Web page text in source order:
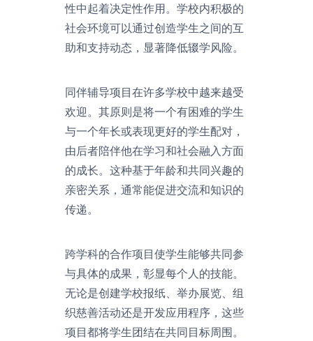
性中起着决定性作用。学校内积极的
社会环境可以通过创造学生之间的互
助和支持动态，显著降低辍学风险。
同伴辅导项目在许多学校中越来越受
欢迎。其原则是将一个有困难的学生
与一个年长或表现更好的学生配对，
由后者陪伴他在学习和社会融入方面
的成长。这种基于年龄和共同兴趣的
亲密关系，通常能促进交流和知识的
传递。
跨学科的合作项目使学生能够共同参
与具体的成果，彰显每个人的技能。
无论是创建学校报纸、举办展览、组
织慈善活动还是开发应用程序，这些
项目都将学生团结在共同目标周围。